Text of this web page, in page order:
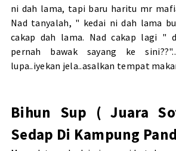
ni dah lama, tapi baru haritu mr
Nad tanyalah, " kedai ni dah lama
cakap dah lama. Nad cakap lagi "
pernah bawak sayang ke
lupa..iyekan jela..asalkan tempat
Bihun Sup ( Juara
Sedap Di Kampung